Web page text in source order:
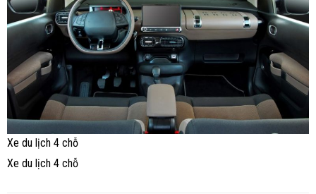
Xe du lịch 4 chỗ
Xe du lịch 4 chỗ